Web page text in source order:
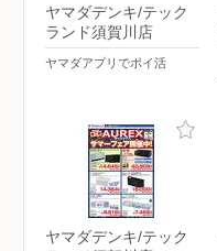
ヤマダデンキ/テック
ランド須賀川店
ヤマダアプリでポイ活
ヤマダデンキ/テック